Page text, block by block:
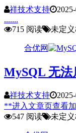
祥技术支持
.......
715 阅读
未定
合优网
MySQL 无法
祥技术支持
**进入文章页查看
547 阅读
未定